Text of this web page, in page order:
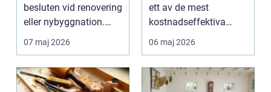
besluten vid renovering
eller nybyggnation.
Taket på...
07 maj 2026
ett av de mest
kostnadseffektiva
sätten att sänka sina
upp...
06 maj 2026